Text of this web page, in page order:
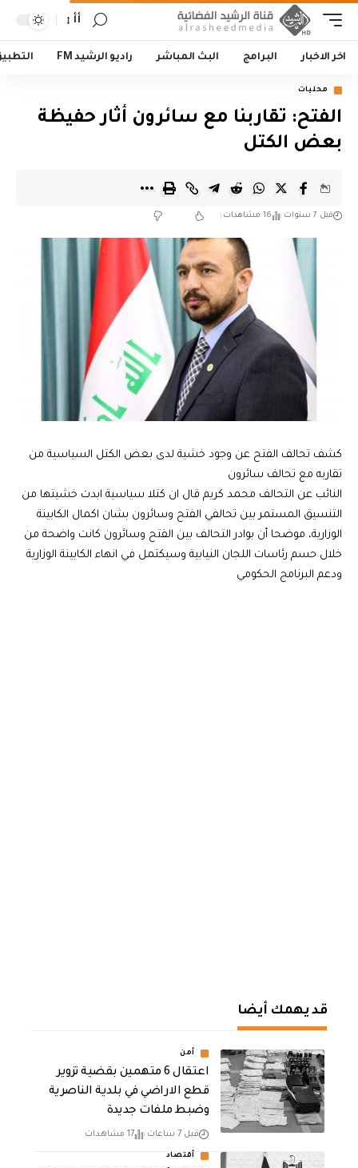
أأ
اخر الاخبار البرامج البث المباشر راديو الرشيد FM
محليات
الفتح: تقاربنا مع سائرون أثار حفيظة
بعض الكتل
قبل 7 سنوات 16 مشاهدات
كشف تحالف الفتح عن وجود خشية لدى بعض الكتل السياسية من
تقاربه مع تحالف سائرون
النائب عن التحالف محمد كريم قال ان كتلا سياسية ابدت خشيتها من
التنسيق المستمر بين تحالفي الفتح وسائرون بشان اكمال الكابينة
الوزارية، موضحا أن بوادر التحالف بين الفتح وسائرون كانت واضحة من
خلال حسم رئاسات اللجان النيابية وسيكتمل في انهاء الكابينة الوزارية
ودعم البرنامج الحكومي
قد يهمك أيضا
أمن
اعتقال 6 متهمين بقضية تزوير
قطع الاراضي في بلدية الناصرية
وضبط ملفات جديدة
قبل 7 ساعات 17 مشاهدات
أقتصاد